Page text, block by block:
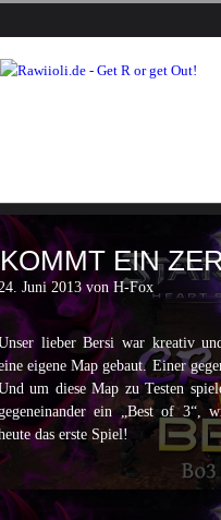
KOMMT EIN
Juni 2013 von H-Fox
lieber Bersi war kreativ
eigene Map gebaut. Einer
um diese Map zu Testen
ein „Best of 3“,
das erste Spiel!